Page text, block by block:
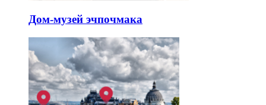
Дом-музей эчпочмака